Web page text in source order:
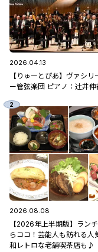
2026.04.13
【りゅーとぴあ】ヴァシ
ー管弦楽団 ピアノ：辻󠄀井伸
2026.08.08
【2026年上半期版】ラン
らココ！芸能人も訪れる人
和レトロな老舗喫茶店も♪